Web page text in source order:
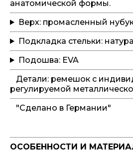
анатомической формы.
Верх: промасленный
Подкладка стельки:
Подошва: EVA
Детали: ремешок с
регулируемой
"Сделано в Германии"
ОСОБЕННОСТИ И